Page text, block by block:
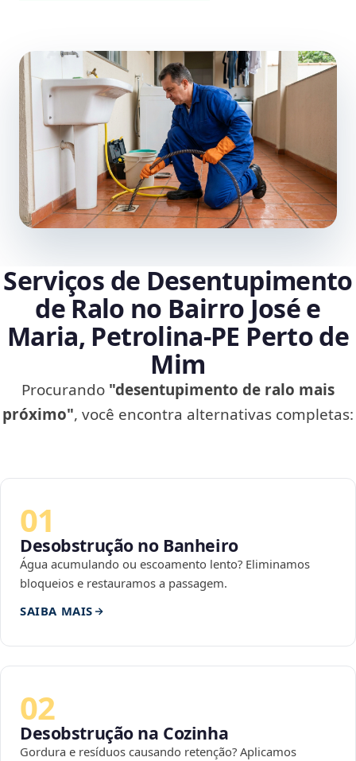
Serviços de Desentupimento
de Ralo no Bairro José e
Maria, Petrolina‑PE Perto de
Mim
Procurando "desentupimento de ralo mais
próximo", você encontra alternativas completas:
01
Desobstrução no Banheiro
Água acumulando ou escoamento lento? Eliminamos
bloqueios e restauramos a passagem.
SAIBA MAIS
02
Desobstrução na Cozinha
Gordura e resíduos causando retenção? Aplicamos